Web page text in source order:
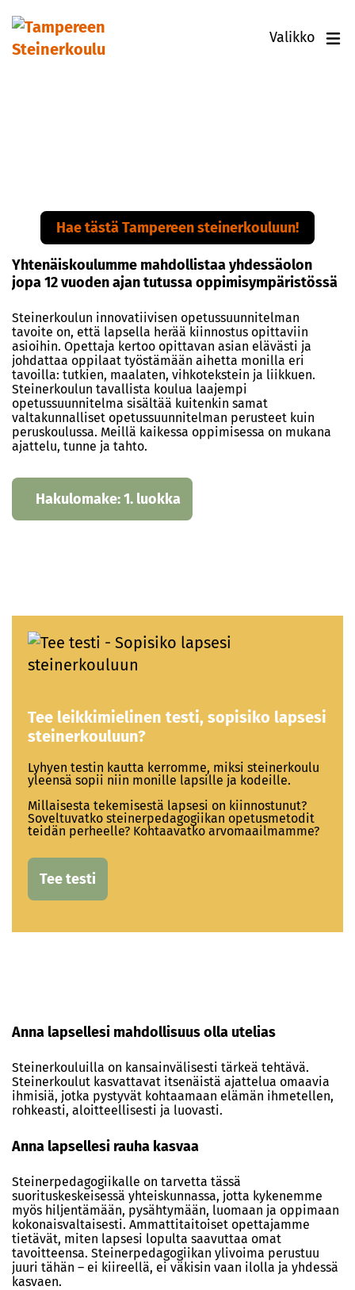
Valikko
Hae tästä Tampereen steinerkouluun!
Yhtenäiskoulumme mahdollistaa yhdessäolon
jopa 12 vuoden ajan tutussa oppimisympäristössä
Steinerkoulun innovatiivisen opetussuunnitelman
tavoite on, että lapsella herää kiinnostus opittaviin
asioihin. Opettaja kertoo opittavan asian elävästi ja
johdattaa oppilaat työstämään aihetta monilla eri
tavoilla: tutkien, maalaten, vihkotekstein ja liikkuen.
Steinerkoulun tavallista koulua laajempi
opetussuunnitelma sisältää kuitenkin samat
valtakunnalliset opetussuunnitelman perusteet kuin
peruskoulussa. Meillä kaikessa oppimisessa on mukana
ajattelu, tunne ja tahto.
Hakulomake: 1. luokka
Tee leikkimielinen testi, sopisiko lapsesi
steinerkouluun?
Lyhyen testin kautta kerromme, miksi steinerkoulu
yleensä sopii niin monille lapsille ja kodeille.
Millaisesta tekemisestä lapsesi on kiinnostunut?
Soveltuvatko steinerpedagogiikan opetusmetodit
teidän perheelle? Kohtaavatko arvomaailmamme?
Tee testi
Anna lapsellesi mahdollisuus olla utelias
Steinerkouluilla on kansainvälisesti tärkeä tehtävä.
Steinerkoulut kasvattavat itsenäistä ajattelua omaavia
ihmisiä, jotka pystyvät kohtaamaan elämän ihmetellen,
rohkeasti, aloitteellisesti ja luovasti.
Anna lapsellesi rauha kasvaa
Steinerpedagogiikalle on tarvetta tässä
suorituskeskeisessä yhteiskunnassa, jotta kykenemme
myös hiljentämään, pysähtymään, luomaan ja oppimaan
kokonaisvaltaisesti. Ammattitaitoiset opettajamme
tietävät, miten lapsesi lopulta saavuttaa omat
tavoitteensa. Steinerpedagogiikan ylivoima perustuu
juuri tähän – ei kiireellä, ei väkisin vaan ilolla ja yhdessä
kasvaen.